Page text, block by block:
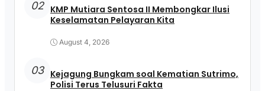
02 KMP Mutiara Sentosa II Membongkar Ilusi
Keselamatan Pelayaran Kita
August 4, 2026
03 Kejagung Bungkam soal Kematian Sutrimo,
Polisi Terus Telusuri Fakta